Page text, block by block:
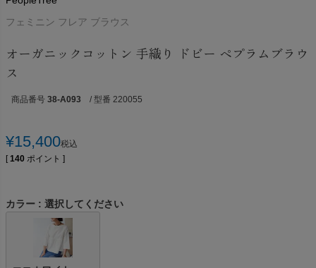
フェミニン フレア ブラウス
オーガニックコットン 手織り ドビー ペプラムブラウ
ス
商品番号 38-A093 / 型番 220055
¥15,400税込
[ 140 ポイント ]
カラー 選択してください